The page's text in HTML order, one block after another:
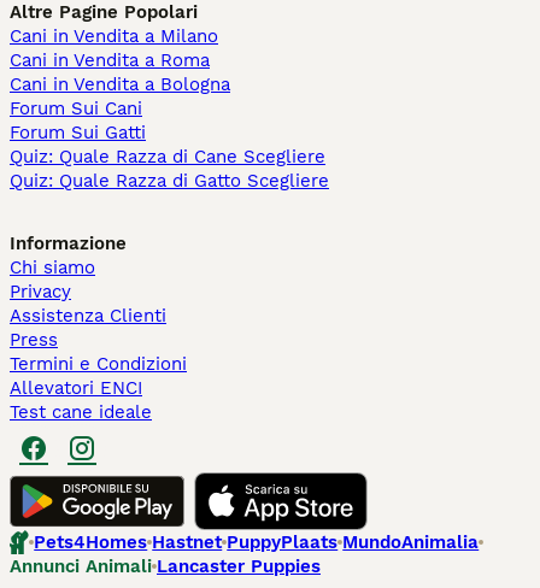
Altre Pagine Popolari
Cani in Vendita a Milano
Cani in Vendita a Roma
Cani in Vendita a Bologna
Forum Sui Cani
Forum Sui Gatti
Quiz: Quale Razza di Cane Scegliere
Quiz: Quale Razza di Gatto Scegliere
Informazione
Chi siamo
Privacy
Assistenza Clienti
Press
Termini e Condizioni
Allevatori ENCI
Test cane ideale
Pets4Homes Hastnet PuppyPlaats MundoAnimalia
Annunci Animali Lancaster Puppies